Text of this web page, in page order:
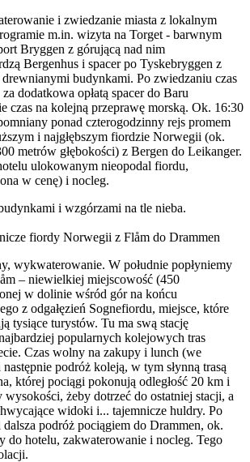
i zwiedzanie miasta z lokalnym
m.in. wizyta na Torget - barwnym
Bryggen z górującą nad nim
Bergenhus i spacer po Tyskebryggen z
budynkami. Po zwiedzaniu czas
dodatkowa opłatą spacer do Baru
czas na kolejną przeprawę morską. Ok. 16:30
ponad czterogodzinny rejs promem
i najgłębszym fiordzie Norwegii (ok.
metrów głębokości) z Bergen do Leikanger.
ulokowanym nieopodal fiordu,
w cenę) i nocleg.
fiordy Norwegii z Flåm do Drammen
wykwaterowanie. W południe popłyniemy
– niewielkiej miejscowość (450
w dolinie wśród gór na końcu
z odgałęzień Sognefiordu, miejsce, które
tysiące turystów. Tu ma swą stację
popularnych kolejowych tras
Czas wolny na zakupy i lunch (we
następnie podróż koleją, w tym słynną trasą
której pociągi pokonują odległość 20 km i
żeby dotrzeć do ostatniej stacji, a
widoki i... tajemnicze huldry. Po
podróż pociągiem do Drammen, ok.
do hotelu, zakwaterowanie i nocleg. Tego